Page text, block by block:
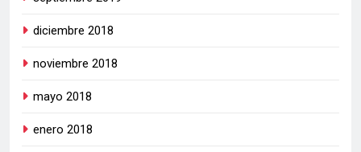
diciembre 2018
noviembre 2018
mayo 2018
enero 2018